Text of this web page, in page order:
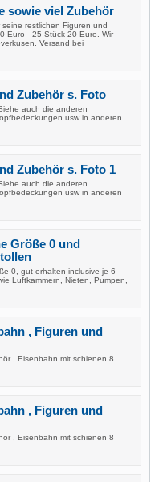
sowie viel Zubehör
restlichen Figuren und
Euro - 25 Stück 20 Euro. Wir
Versand bei
Zubehör s. Foto
auch die anderen
usw in anderen
Zubehör s. Foto 1
auch die anderen
usw in anderen
Größe 0 und
0, gut erhalten inclusive je 6
Luftkammern, Nieten, Pumpen,
, Figuren und
, Eisenbahn mit schienen 8
, Figuren und
, Eisenbahn mit schienen 8